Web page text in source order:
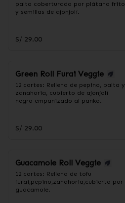
palta coberturado por plátano frito
y semillas de ajonjolí.
S/ 29.00
Green Roll Furai Veggie
12 cortes: Relleno de pepino, palta y
zanahoria, cubierto de ajonjolí
negro empanizado al panko.
S/ 29.00
Guacamole Roll Veggie
12 cortes: Relleno de tofu
furai,pepino,zanahoria,cubierto por
guacamole.